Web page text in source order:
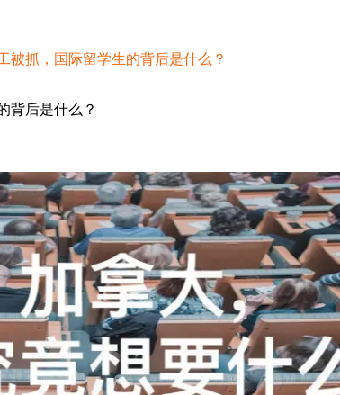
被抓，国际留学生的背后是什么？
背后是什么？